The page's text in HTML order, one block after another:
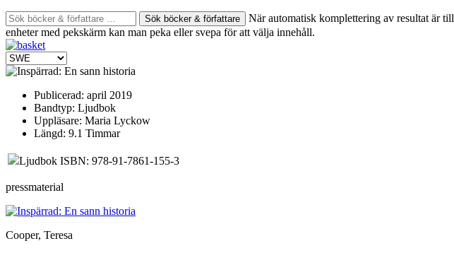
Sök
böcker
&
författare
efter:
När automatisk komplettering av resultat är
enheter med pekskärm kan man peka eller svepa för att välja innehåll.
Publicerad: april 2019
Bandtyp: Ljudbok
Uppläsare: Maria Lyckow
Längd: 9.1 Timmar
Ljudbok ISBN: 978-91-7861-155-3
pressmaterial
Cooper, Teresa